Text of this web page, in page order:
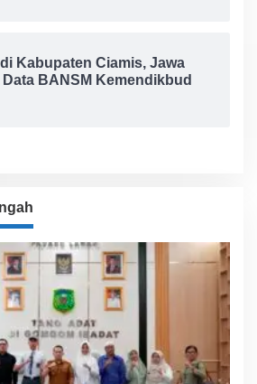
Kabupaten Ciamis, Jawa
BANSM Kemendikbud